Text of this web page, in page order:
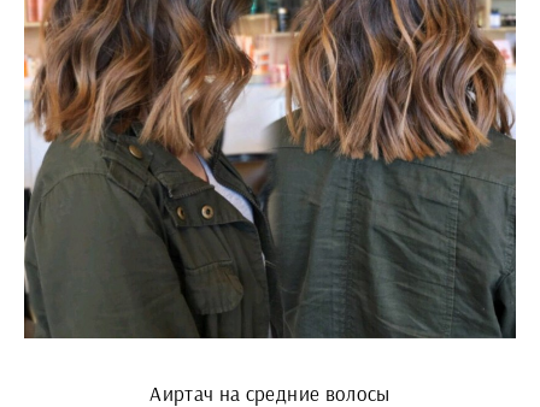
Аиртач на средние волосы